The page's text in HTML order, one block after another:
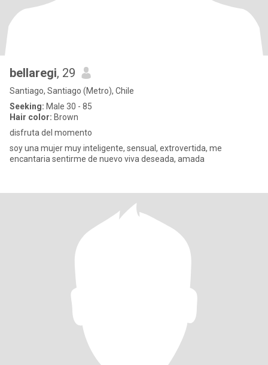
bellaregi, 29
Santiago, Santiago (Metro), Chile
Seeking: Male 30 - 85
Hair color: Brown
disfruta del momento
soy una mujer muy inteligente, sensual, extrovertida, me
encantaria sentirme de nuevo viva deseada, amada